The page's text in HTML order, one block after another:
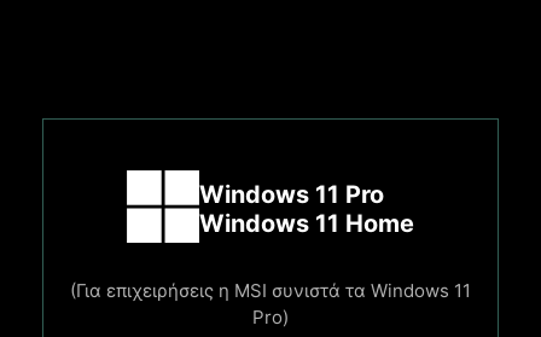
Windows 11 Pro
Windows 11 Home
(Για επιχειρήσεις η MSI συνιστά τα Windows 11
Pro)